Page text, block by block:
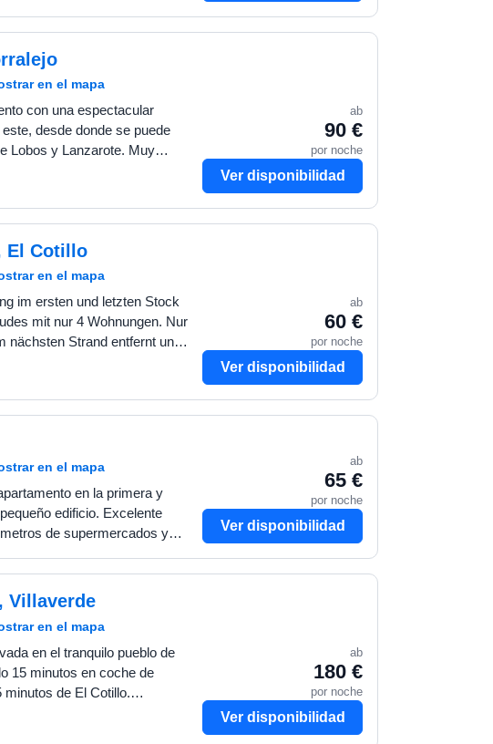
Gärten. Die Wohnun…
en el mapa
con una espectacular
desde donde se puede
Lobos y Lanzarote. Muy
ab
90 €
por noche
Ver disponibilidad
El Cotillo
en el mapa
im ersten und letzten Stock
mit nur 4 Wohnungen. Nur
nächsten Strand entfernt und
ab
60 €
por noche
Ver disponibilidad
en el mapa
en la primera y
edificio. Excelente
de supermercados y
C…
ab
65 €
por noche
Ver disponibilidad
Villaverde
en el mapa
en el tranquilo pueblo de
15 minutos en coche de
de El Cotillo.
ab
180 €
por noche
Ver disponibilidad